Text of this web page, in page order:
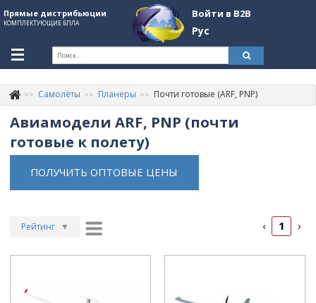
Прямые дистрибьюции
КОМПЛЕКТУЮЩИЕ БПЛА
Войти в B2B
Рус
+380507774092 Контакты
Обзоры
Стать партнером
Самолёты Планеры Почти готовые (ARF, PNP)
Авиамодели ARF, PNP (почти
готовые к полету)
ПОЛУЧИТЬ ОПТОВЫЕ ЦЕНЫ
Рейтинг ▼
Дата
‹ 1 ›